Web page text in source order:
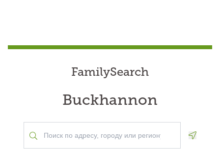
FamilySearch
Buckhannon